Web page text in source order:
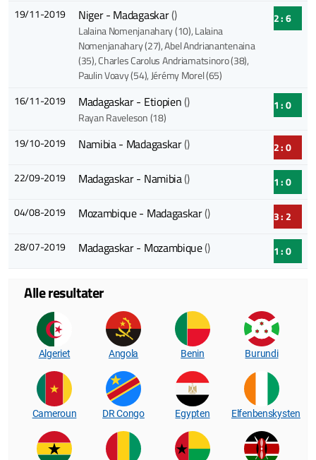
19/11-2019 Niger - Madagaskar()
Lalaina Nomenjanahary (10), Lalaina
Nomenjanahary (27), Abel Andrianantenaina
(35), Charles Carolus Andriamatsinoro (38),
Paulin Voavy (54), Jérémy Morel (65)
2 : 6
16/11-2019 Madagaskar - Etiopien()
Rayan Raveleson (18)
1 : 0
19/10-2019 Namibia - Madagaskar() 2 : 0
22/09-2019 Madagaskar - Namibia() 1 : 0
04/08-2019 Mozambique - Madagaskar() 3 : 2
28/07-2019 Madagaskar - Mozambique() 1 : 0
Alle resultater
Algeriet Angola Benin Burundi
Cameroun DR Congo Egypten Elfenbenskysten